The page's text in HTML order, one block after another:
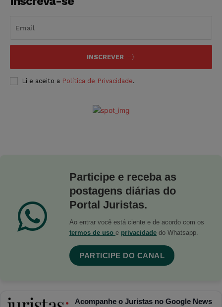
INSCREVER
Li e aceito a Política de Privacidade.
Participe e receba as
postagens diárias do
Portal Juristas.
Ao entrar você está ciente e de acordo com os
termos de uso e privacidade do Whatsapp.
PARTICIPE DO CANAL
Acompanhe o Juristas no Google News